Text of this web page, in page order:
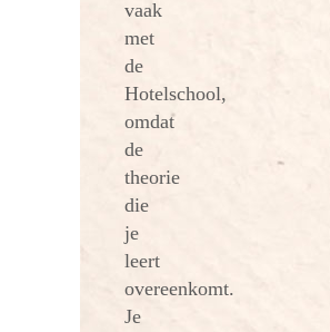
vaak
met
de
Hotelschool,
omdat
de
theorie
die
je
leert
overeenkomt.
Je